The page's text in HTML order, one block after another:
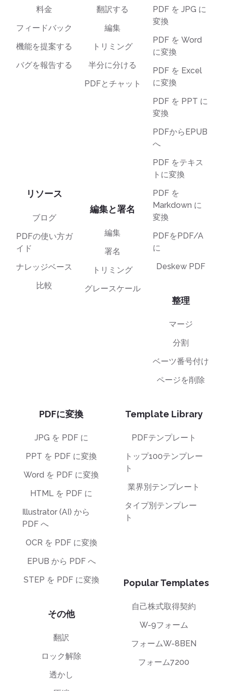
料金
フィードバック
機能を提案する
バグを報告する
リソース
ブログ
PDFの使い方ガ
イド
ナレッジベース
比較
翻訳する
編集
トリミング
半分に分ける
PDFとチャット
編集と署名
編集
署名
トリミング
グレースケール
PDF を JPG に
変換
PDF を Word
に変換
PDF を Excel
に変換
PDF を PPT に
変換
PDFからEPUB
へ
PDF をテキス
トに変換
PDF を
Markdown に
変換
PDFをPDF/A
に
Deskew PDF
整理
マージ
分割
ベーツ番号付け
ページを削除
PDFに変換
JPG を PDF に
PPT を PDF に変換
Word を PDF に変換
HTML を PDF に
Illustrator (AI) から
PDF へ
OCR を PDF に変換
EPUB から PDF へ
STEP を PDF に変換
その他
翻訳
ロック解除
透かし
Template Library
PDFテンプレート
トップ100テンプレー
ト
業界別テンプレート
タイプ別テンプレー
ト
Popular Templates
自己株式取得契約
W-9フォーム
フォームW-8BEN
フォーム7200